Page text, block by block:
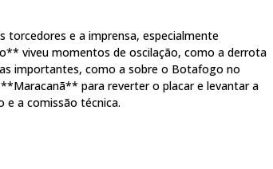
e a imprensa, especialmente
viveu momentos de oscilação, como a derrota
importantes, como a sobre o Botafogo no
para reverter o placar e levantar a
e a comissão técnica.